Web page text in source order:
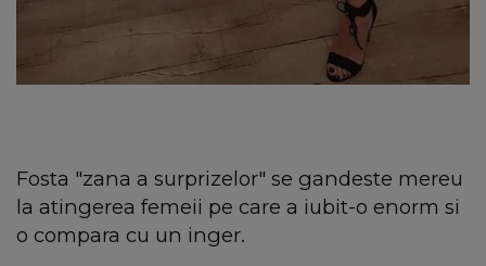
Fosta "zana a surprizelor" se gandeste mereu
la atingerea femeii pe care a iubit-o enorm si
o compara cu un inger.